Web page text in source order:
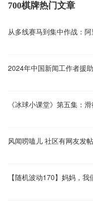
700棋牌热门文章
《冰球小课堂》第五集：